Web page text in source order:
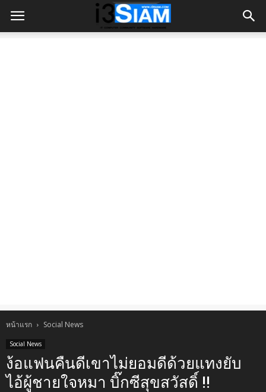
หน้าแรก Social News
Social News
ง้อแฟนคืนดีเขาไม่ยอมดีด้วยแทงยับ
ไอ้ผู้ชายใจหมา บิ๊กซีสุขสวัสดิ์ !!